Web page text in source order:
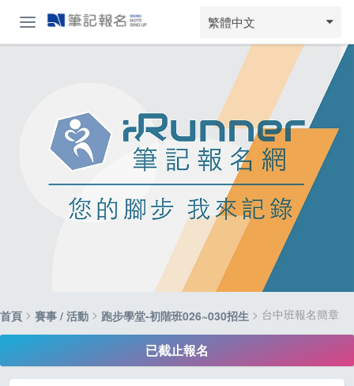
繁體中文
首頁 > 賽事 / 活動 > 跑步學堂-初階班026~030招生 > 台中班報名簡章
已截止報名